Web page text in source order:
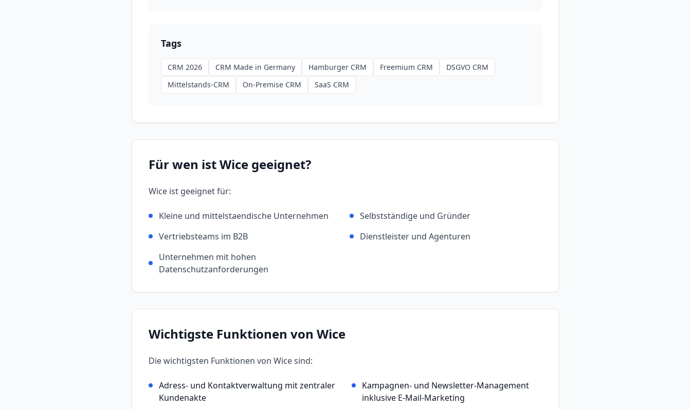
Tags
CRM 2026 CRM Made in Germany Hamburger CRM Freemium CRM
DSGVO CRM
Mittelstands-CRM
On-Premise CRM SaaS CRM
Für wen istWice geeignet?
Wice ist geeignet für:
Kleine und mittelstaendische Unternehmen
Selbstständige und Gründer
Vertriebsteams im B2B
Dienstleister und Agenturen
Unternehmen mit hohen
Datenschutzanforderungen
Wichtigste Funktionen von Wice
Die wichtigsten Funktionen von Wicesind:
Adress- und Kontaktverwaltung mit zentraler
Kundenakte
Kampagnen- und Newsletter-Management
inklusive E-Mail-Marketing